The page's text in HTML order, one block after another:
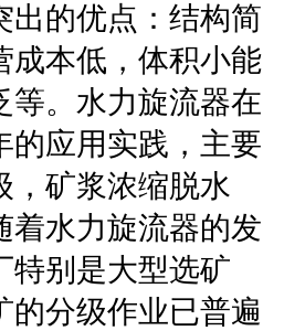
出的优点：结构简
成本低，体积小能
等。水力旋流器在
的应用实践，主要
，矿浆浓缩脱水
着水力旋流器的发
特别是大型选矿
的分级作业已普遍